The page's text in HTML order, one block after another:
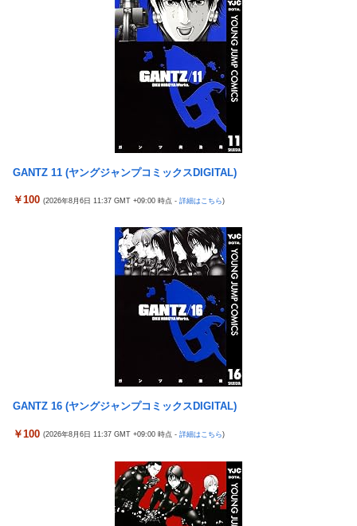
「電車で女性が失神したら無言の男が真横についてきた」とタレ
ントが主張、虚言疑惑が出ると「その男の垢を発見した」と追加
なんでみんなそんなに共産主義嫌なん？
【バンダイ】「食玩」「プライズ」「ガシャポン」2026年8月発
【悲報】AV女優さん、キモオタチー牛弱男どもの「おはよう」に
【〈物語〉シリーズ】セガ「忍野忍」「斧乃木余接」プライズフ
ィギュア【彩色原型公開】
て面白いやろ？」みたいな寒い奴
三菱自動車、「パジェロ」の中型版・小型版も発売へ
【ウルトラQ】 「ナメゴン」とかいうシリーズ初の宇宙怪獣
【衝撃】 中国製ルーター20機種にバックドア発見！ ネットに繋
ぐだけで35秒ごとに中国のサーバーと通信
【艦これ】 募：ヴィスビィの触媒
影山優佳、赤ランジェリー×網タイツがスケベ過ぎる！只の痴女
西武・中村剛也、一軍昇格が秒読み！
フジ『有吉の夏休み』今夏も放送へ 有吉弘行の意味深発言でフ
【有能】政府「トラックはサービスエリア利用有料化すればサボ
らず走るし流問題解決じゃね？」
母と一緒の時に、明らかに足に障害がある方が歩いていた。母
外国人「2002年W杯は?」韓国サッカーに衝撃的不祥事！W杯予
選でレフリーへの性的接待発覚！海外騒然！【海外の反応】
【ウマ娘】わたしの全力受け止めて♡ ←「またへんないきものが
GANTZ 11 (ヤングジャンプコミックスDIGITAL)
￥100 (2026年8月6日 11:37 GMT +09:00 時点 - 詳細はこちら)
GANTZ 16 (ヤングジャンプコミックスDIGITAL)
￥100 (2026年8月6日 11:37 GMT +09:00 時点 - 詳細はこちら)